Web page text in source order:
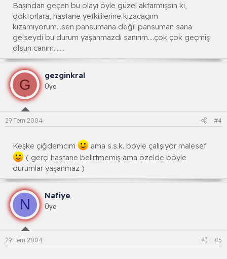
Başından geçen bu olayı öyle güzel aktarmışsın ki,
doktorlara, hastane yetkililerine kızacagım
kızamıyorum...sen pansumana değil pansuman sana
gelseydi bu durum yaşanmazdı sanırım....çok çok geçmiş
olsun canım.......
G
gezginkral
Üye
29 Tem 2004 #4
Keşke çiğdemcim
ama s.s.k. böyle çalışıyor malesef
( gerçi hastane belirtmemiş ama özelde böyle
durumlar yaşanmaz )
N
Nafiye
Üye
29 Tem 2004 #5